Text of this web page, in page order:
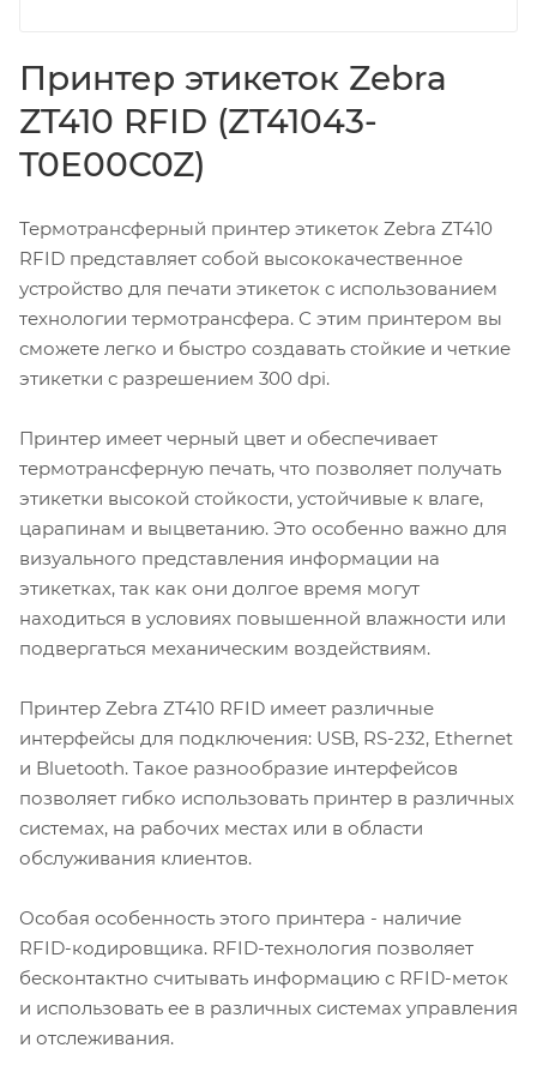
Принтер этикеток Zebra
ZT410 RFID (ZT41043-
T0E00C0Z)
Термотрансферный принтер этикеток Zebra ZT410
RFID представляет собой высококачественное
устройство для печати этикеток с использованием
технологии термотрансфера. С этим принтером вы
сможете легко и быстро создавать стойкие и четкие
этикетки с разрешением 300 dpi.
Принтер имеет черный цвет и обеспечивает
термотрансферную печать, что позволяет получать
этикетки высокой стойкости, устойчивые к влаге,
царапинам и выцветанию. Это особенно важно для
визуального представления информации на
этикетках, так как они долгое время могут
находиться в условиях повышенной влажности или
подвергаться механическим воздействиям.
Принтер Zebra ZT410 RFID имеет различные
интерфейсы для подключения: USB, RS-232, Ethernet
и Bluetooth. Такое разнообразие интерфейсов
позволяет гибко использовать принтер в различных
системах, на рабочих местах или в области
обслуживания клиентов.
Особая особенность этого принтера - наличие
RFID-кодировщика. RFID-технология позволяет
бесконтактно считывать информацию с RFID-меток
и использовать ее в различных системах управления
и отслеживания.